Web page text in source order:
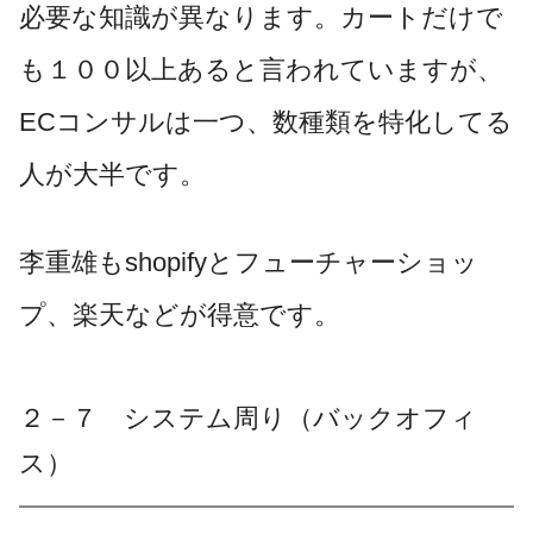
必要な知識が異なります。カートだけで
も１００以上あると言われていますが、
ECコンサルは一つ、数種類を特化してる
人が大半です。
李重雄もshopifyとフューチャーショッ
プ、楽天などが得意です。
２－７ システム周り（バックオフィ
ス）